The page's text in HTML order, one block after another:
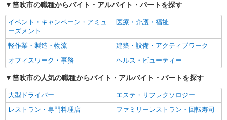
産休・育休取得実績あり
笛吹市の職種からバイト・アルバイト・パートを探す
イベント・キャンペーン・アミュ
ーズメント
医療・介護・福祉
軽作業・製造・物流
建築・設備・アクティブワーク
オフィスワーク・事務
ヘルス・ビューティー
笛吹市の人気の職種からバイト・アルバイト・パートを探す
大型ドライバー
エステ・リフレクソロジー
レストラン・専門料理店
ファミリーレストラン・回転寿司